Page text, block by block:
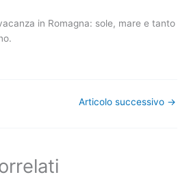
in Romagna: sole, mare e tanto
Articolo successivo →